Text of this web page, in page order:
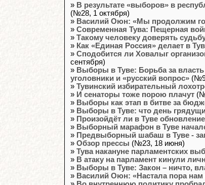
» В результате «выборов» в
(№28, 1 октября)
» Василий Оюн: «Мы продолжим
» Современная Тува: Пещерная
» Такому человеку доверять
» Как «Единая Россия» делает в
» Сподобится ли Ховалыг
сентября)
» Выборы в Туве: Борьба за
уголовники и «русский вопрос»
» Тувинский избирательный
» И сенаторы тоже порою плачут
» Выборы как этап в битве за
» Выборы в Туве: что день
» Произойдёт ли в Туве
» Выборный марафон в Туве
» Предвыборный шабаш в Туве -
» Обзор прессы (№23, 18 июня)
» Тува накануне парламентских
» В атаку на парламент кинули
» Выборы в Туве: Закон – ничто,
» Василий Оюн: «Настала пора нам